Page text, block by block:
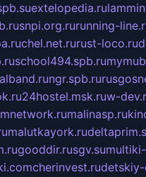
extelopedia.ru
snpi.org.rurunning-
chel.net.rurust-loco.ru
school494.spb.ru
ngr.spb.ru
24hostel.msk.ruw-
malinasp.ru
malutkayork.ru
gooddir.rusgv.su
cherinvest.ru